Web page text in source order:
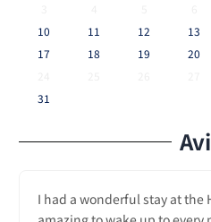
10
11 12 13
17
18 19 20
31
I had a wonderful stay at the